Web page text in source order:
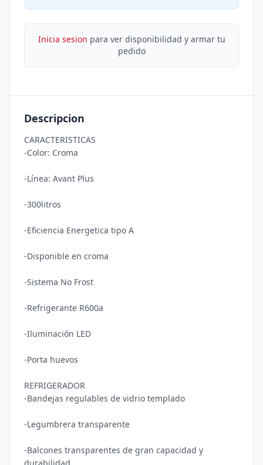
Inicia sesion para ver disponibilidad y armar tu
pedido
Descripcion
CARACTERISTICAS
-Color: Croma
-Línea: Avant Plus
-300litros
-Eficiencia Energetica tipo A
-Disponible en croma
-Sistema No Frost
-Refrigerante R600a
-Iluminación LED
-Porta huevos
REFRIGERADOR
-Bandejas regulables de vidrio templado
-Legumbrera transparente
-Balcones transparentes de gran capacidad y